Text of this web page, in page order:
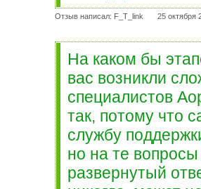
Отзыв написал: F_T_link 25 октября
На каком бы
вас возникли
специалистов
так, потому что
службу
но на те
развернутый